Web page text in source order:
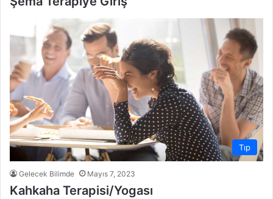
Tıp
Gelecek Bilimde Mayıs 7, 2023
Kahkaha Terapisi/Yogası